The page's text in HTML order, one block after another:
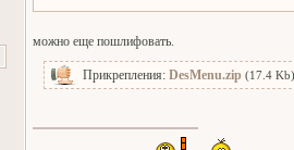
можно еще пошлифовать.
Прикрепления: DesMenu.zip (17.4 Kb)